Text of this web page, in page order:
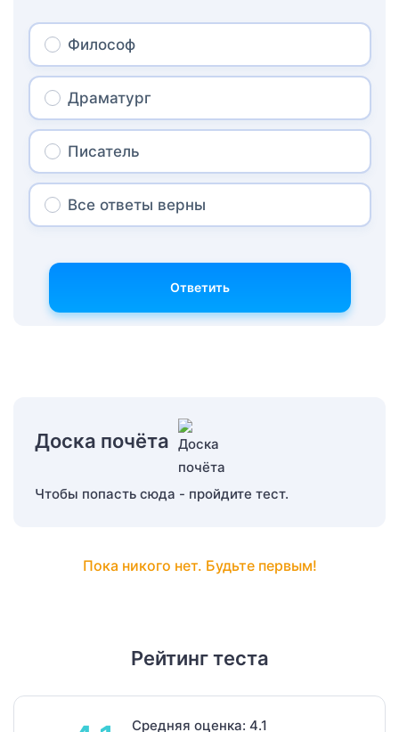
Философ
Драматург
Писатель
Все ответы верны
Ответить
Доска почёта
Чтобы попасть сюда - пройдите тест.
Пока никого нет. Будьте первым!
Рейтинг теста
Средняя оценка: 4.1